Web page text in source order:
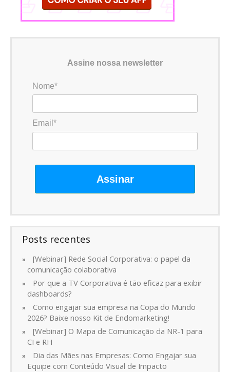
Assine nossa newsletter
Nome*
Email*
Assinar
Posts recentes
[Webinar] Rede Social Corporativa: o papel da
comunicação colaborativa
Por que a TV Corporativa é tão eficaz para exibir
dashboards?
Como engajar sua empresa na Copa do Mundo
2026? Baixe nosso Kit de Endomarketing!
[Webinar] O Mapa de Comunicação da NR-1 para
CI e RH
Dia das Mães nas Empresas: Como Engajar sua
Equipe com Conteúdo Visual de Impacto